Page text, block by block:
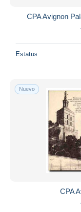
CPA Avignon
Estatus
Nuevo
CPA